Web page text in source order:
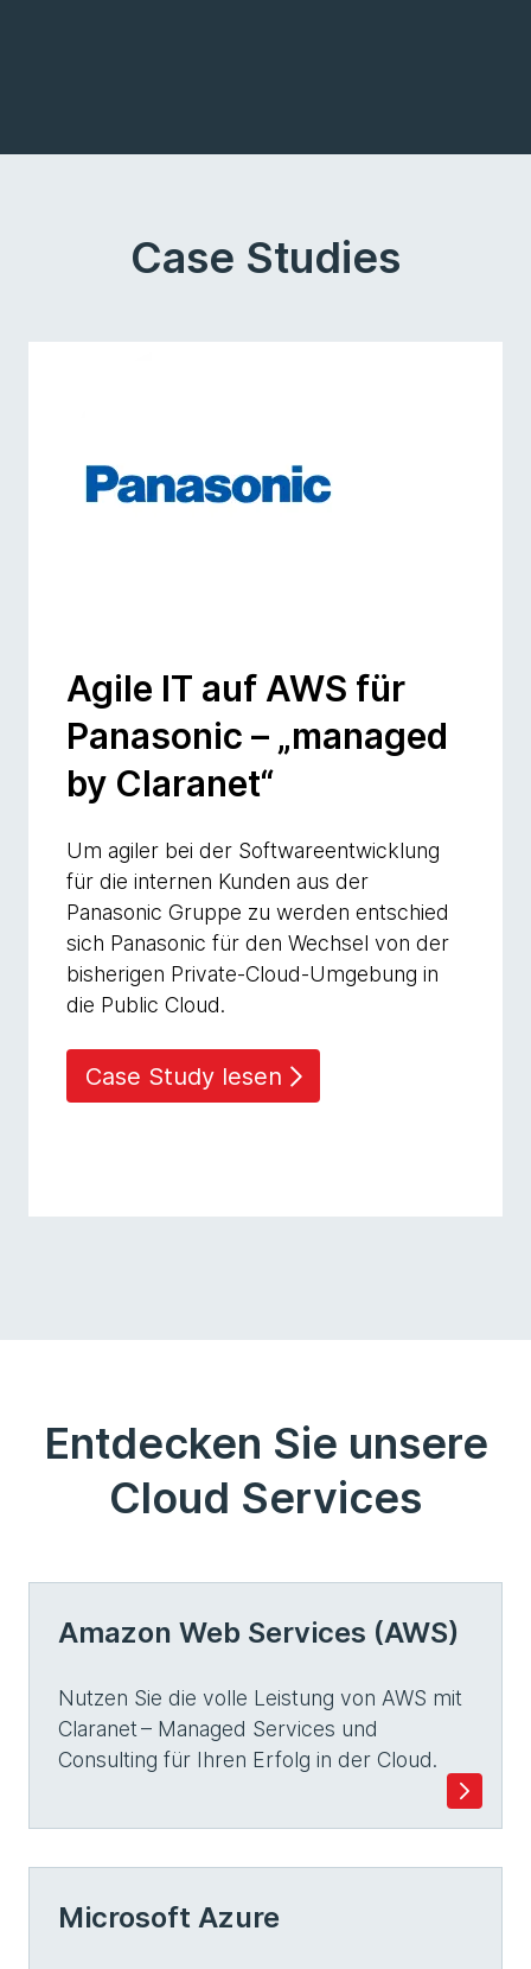
Case Studies
Agile IT auf AWS für
Panasonic – „managed
by Claranet“
Um agiler bei der Softwareentwicklung
für die internen Kunden aus der
Panasonic Gruppe zu werden entschied
sich Panasonic für den Wechsel von der
bisherigen Private-Cloud-Umgebung in
die Public Cloud.
Case Study lesen
Entdecken Sie unsere
Cloud Services
Amazon Web Services (AWS)
Nutzen Sie die volle Leistung von AWS mit
Claranet – Managed Services und
Consulting für Ihren Erfolg in der Cloud.
Microsoft Azure